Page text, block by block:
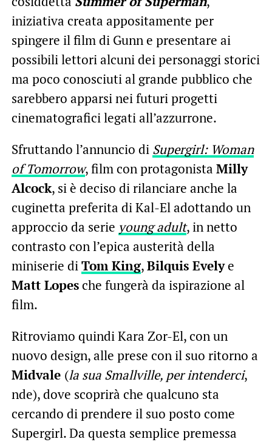
iniziativa creata appositamente per
spingere il film di Gunn e presentare ai
possibili lettori alcuni dei personaggi storici
ma poco conosciuti al grande pubblico che
sarebbero apparsi nei futuri progetti
cinematografici legati all’azzurrone.
Sfruttando l’annuncio di Supergirl: Woman
of Tomorrow, film con protagonista Milly
Alcock, si è deciso di rilanciare anche la
cuginetta preferita di Kal-El adottando un
approccio da serie young adult, in netto
contrasto con l’epica austerità della
miniserie diTom King,Bilquis Evelye
Matt Lopesche fungerà da ispirazione al
film.
Ritroviamo quindi Kara Zor-El, con un
nuovo design, alle prese con il suo ritorno a
Midvale (la sua Smallville, per intenderci,
nde), dove scoprirà che qualcuno sta
cercando di prendere il suo posto come
Supergirl. Da questa semplice premessa